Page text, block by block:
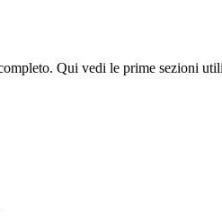
Qui vedi le prime sezioni